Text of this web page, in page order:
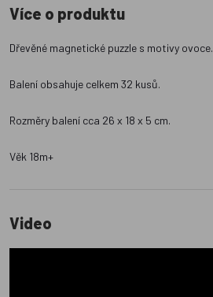
Více o produktu
Dřevěné magnetické puzzle s motivy ovoce.
Balení obsahuje celkem 32 kusů.
Rozměry balení cca 26 x 18 x 5 cm.
Věk 18m+
Video